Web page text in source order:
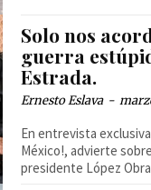
Solo nos
guerra
Estrada.
Ernesto Eslava -
En entrevista
México!, advierte
presidente López